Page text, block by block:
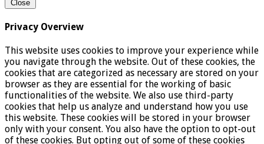
Close
Privacy Overview
This website uses cookies to improve your experience while
you navigate through the website. Out of these cookies, the
cookies that are categorized as necessary are stored on your
browser as they are essential for the working of basic
functionalities of the website. We also use third-party
cookies that help us analyze and understand how you use
this website. These cookies will be stored in your browser
only with your consent. You also have the option to opt-out
of these cookies. But opting out of some of these cookies